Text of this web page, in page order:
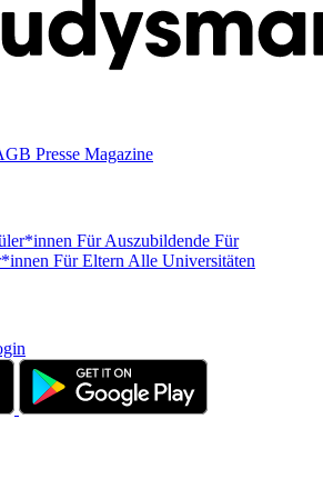
Presse Magazine
Für Auszubildende Für
Für Eltern Alle Universitäten